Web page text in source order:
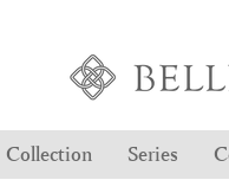
Collection Series